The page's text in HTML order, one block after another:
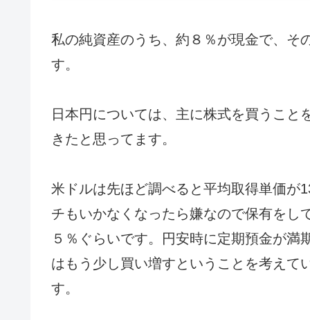
私の純資産のうち、約８％が現金で、そ
す。
日本円については、主に株式を買うこと
きたと思ってます。
米ドルは先ほど調べると平均取得単価が
チもいかなくなったら嫌なので保有をし
５％ぐらいです。円安時に定期預金が
はもう少し買い増すということを考えて
す。